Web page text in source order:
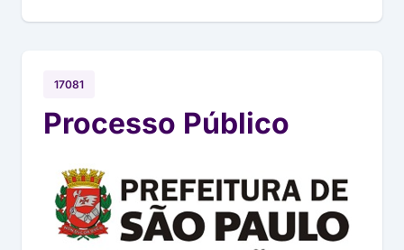
17081
Processo Público